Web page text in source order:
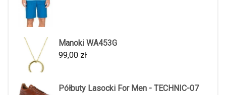
Manoki WA453G
99,00 zł
Półbuty Lasocki For Men - TECHNIC-07